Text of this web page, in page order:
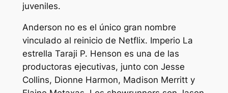
juveniles.
Anderson no es el único gran nombre
vinculado al reinicio de Netflix. Imperio La
estrella Taraji P. Henson es una de las
productoras ejecutivas, junto con Jesse
Collins, Dionne Harmon, Madison Merritt y